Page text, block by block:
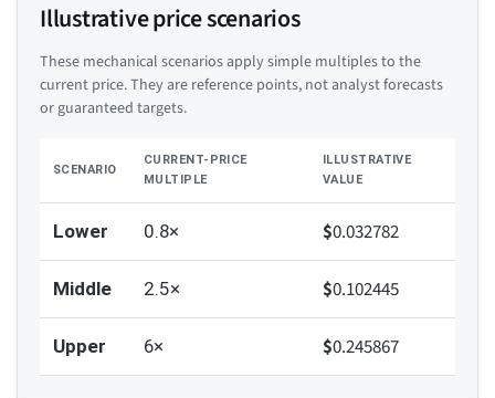
Illustrative price scenarios
These mechanical scenarios apply simple multiples to the
current price. They are reference points, not analyst forecasts
or guaranteed targets.
SCENARIO
CURRENT-PRICE
MULTIPLE
ILLUSTRATIVE
VALUE
Lower 0.8× $0.032782
Middle 2.5× $0.102445
Upper 6× $0.245867